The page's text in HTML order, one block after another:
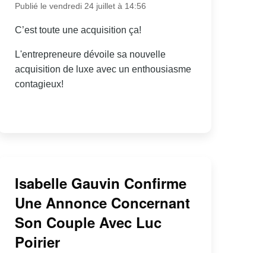
Publié le vendredi 24 juillet à 14:56
C’est toute une acquisition ça!
L'entrepreneure dévoile sa nouvelle
acquisition de luxe avec un enthousiasme
contagieux!
Isabelle Gauvin Confirme
Une Annonce Concernant
Son Couple Avec Luc
Poirier